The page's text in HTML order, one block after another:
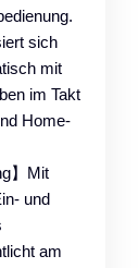
sich
mit
im Takt
Home-
】Mit
und
am